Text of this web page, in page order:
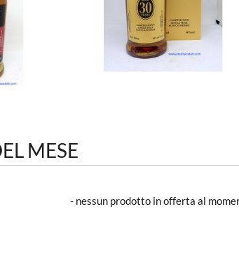
MESE
- nessun prodotto in offerta al